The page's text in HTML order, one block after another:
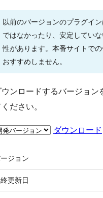
以前のバージョンのプラグイ
ではなかったり、安定してい
性があります。本番サイトで
おすすめしません。
ウンロードするバージョン
ださい。
ダウンロード
ジョン
更新日